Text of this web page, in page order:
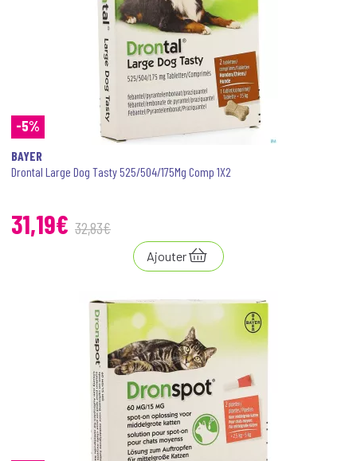
-5%
BAYER
Drontal Large Dog Tasty 525/504/175Mg Comp 1X2
31,19€ 32,83€
Ajouter